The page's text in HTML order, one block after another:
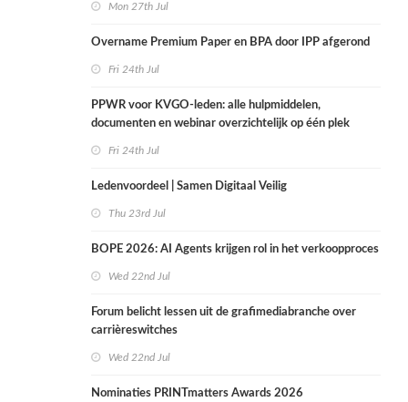
Mon 27th Jul
Overname Premium Paper en BPA door IPP afgerond
Fri 24th Jul
PPWR voor KVGO-leden: alle hulpmiddelen,
documenten en webinar overzichtelijk op één plek
Fri 24th Jul
Ledenvoordeel | Samen Digitaal Veilig
Thu 23rd Jul
BOPE 2026: AI Agents krijgen rol in het verkoopproces
Wed 22nd Jul
Forum belicht lessen uit de grafimediabranche over
carrièreswitches
Wed 22nd Jul
Nominaties PRINTmatters Awards 2026